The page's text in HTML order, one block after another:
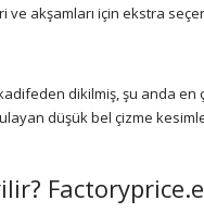
ve akşamları için ekstra
dikilmiş, şu anda
düşük bel çizme